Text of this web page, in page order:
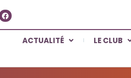
ACTUALITÉ LE CLUB